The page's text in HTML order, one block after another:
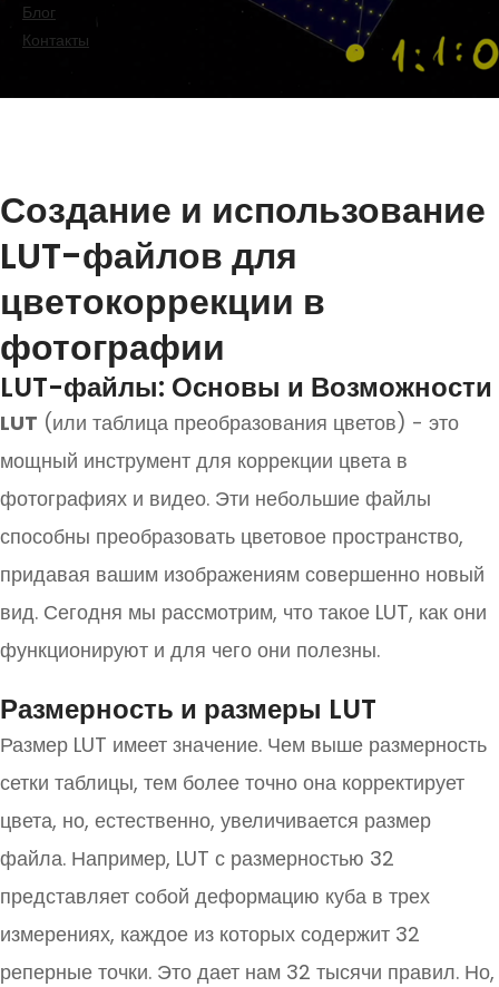
Блог
Контакты
Создание и использование
LUT-файлов для
цветокоррекции в
фотографии
LUT-файлы: Основы и Возможности
LUT (или таблица преобразования цветов) - это
мощный инструмент для коррекции цвета в
фотографиях и видео. Эти небольшие файлы
способны преобразовать цветовое пространство,
придавая вашим изображениям совершенно новый
вид. Сегодня мы рассмотрим, что такое LUT, как они
функционируют и для чего они полезны.
Размерность и размеры LUT
Размер LUT имеет значение. Чем выше размерность
сетки таблицы, тем более точно она корректирует
цвета, но, естественно, увеличивается размер
файла. Например, LUT с размерностью 32
представляет собой деформацию куба в трех
измерениях, каждое из которых содержит 32
реперные точки. Это дает нам 32 тысячи правил. Но,